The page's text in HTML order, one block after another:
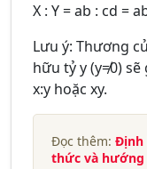
X : Y =ab : cd =a
Lưu ý: Thương
hữu tỷ y (y≠0) sẽ
x:y hoặc xy.
Đọc thêm: Định
thức và hướng